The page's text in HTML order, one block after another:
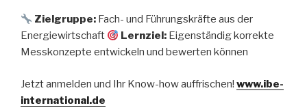
Zielgruppe: Fach- und Führungskräfte aus der
Energiewirtschaft
Lernziel: Eigenständig korrekte
Messkonzepte entwickeln und bewerten können
Jetzt anmelden und Ihr Know-how auffrischen! www.ibe-
international.de